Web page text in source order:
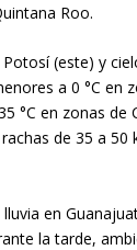
Roo.
(este) y
a 0 °C en
en zonas
de 35 a
en
la tarde,